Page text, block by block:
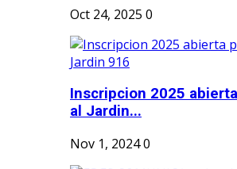
Oct 24, 2025 0
Inscripcion 2025
al Jardin...
Nov 1, 20240